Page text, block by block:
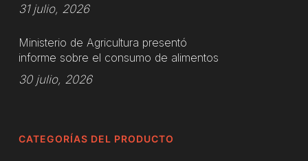
31 julio, 2026
Ministerio de Agricultura presentó
informe sobre el consumo de alimentos
30 julio, 2026
CATEGORÍAS DEL PRODUCTO